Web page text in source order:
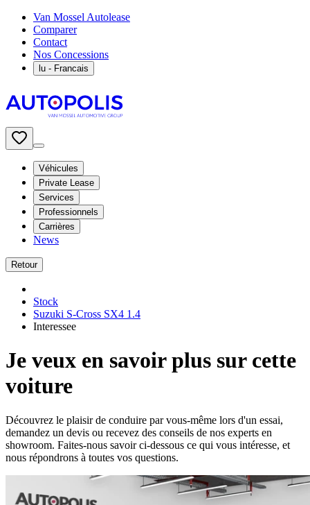
Van Mossel Autolease
Comparer
Contact
Nos Concessions
lu - Francais
Véhicules
Private Lease
Services
Professionnels
Carrières
News
Retour
Stock
Suzuki S-Cross SX4 1.4
Interessee
Je veux en savoir plus sur cette
voiture
Découvrez le plaisir de conduire par vous-même lors d'un essai,
demandez un devis ou recevez des conseils de nos experts en
showroom. Faites-nous savoir ci-dessous ce qui vous intéresse, et
nous répondrons à toutes vos questions.